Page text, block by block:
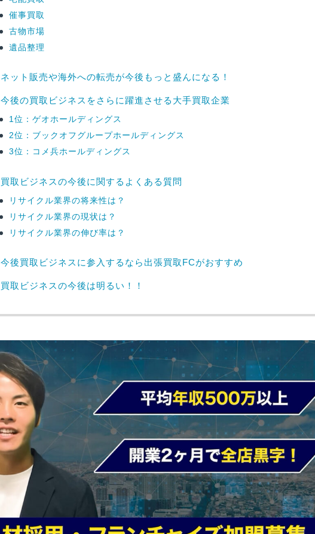
催事買取
古物市場
遺品整理
ネット販売や海外への転売が今後もっと盛んになる！
今後の買取ビジネスをさらに躍進させる大手買取企業
1位：ゲオホールディングス
2位：ブックオフグループホールディングス
3位：コメ兵ホールディングス
買取ビジネスの今後に関するよくある質問
リサイクル業界の将来性は？
リサイクル業界の現状は？
リサイクル業界の伸び率は？
今後買取ビジネスに参入するなら出張買取FCがおすすめ
買取ビジネスの今後は明るい！！